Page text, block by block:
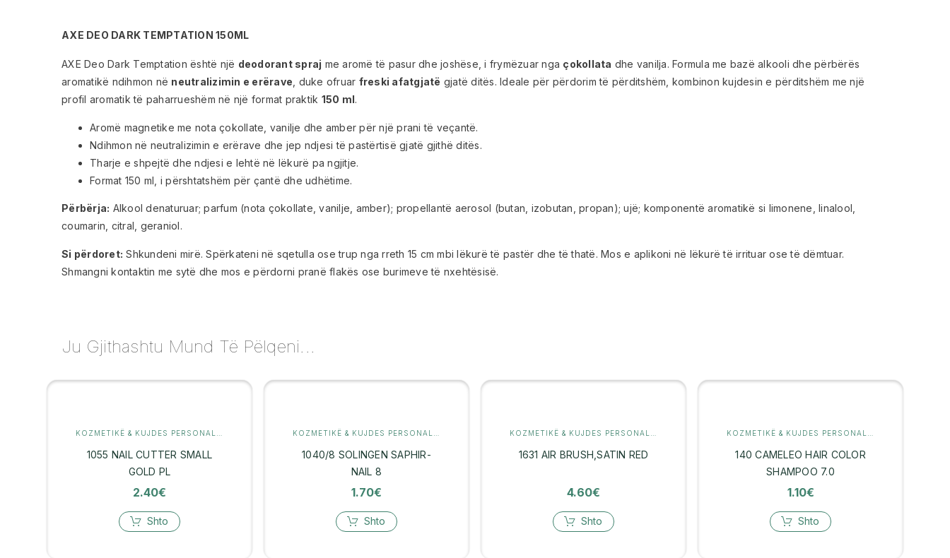
AXE DEO DARK TEMPTATION 150ML
AXE Deo Dark Temptation është një deodorant spraj me aromë të pasur dhe joshëse, i frymëzuar nga çokollata dhe vanilja. Formula me bazë alkooli dhe përbërës
aromatikë ndihmon në neutralizimin e erërave , duke ofruar freski afatgjatë gjatë ditës. Ideale për përdorim të përditshëm, kombinon kujdesin e përditshëm me një
profil aromatik të paharrueshëm në një format praktik 150 ml.
Aromë magnetike me nota çokollate, vanilje dhe amber për një prani të veçantë.
Ndihmon në neutralizimin e erërave dhe jep ndjesi të pastërtisë gjatë gjithë ditës.
Tharje e shpejtë dhe ndjesi e lehtë në lëkurë pa ngjitje.
Format 150 ml, i përshtatshëm për çantë dhe udhëtime.
Përbërja: Alkool denaturuar; parfum (nota çokollate, vanilje, amber); propellantë aerosol (butan, izobutan, propan); ujë; komponentë aromatikë si limonene, linalool,
coumarin, citral, geraniol.
Si përdoret: Shkundeni mirë. Spërkateni në sqetulla ose trup nga rreth 15 cm mbi lëkurë të pastër dhe të thatë. Mos e aplikoni në lëkurë të irrituar ose të dëmtuar.
Shmangni kontaktin me sytë dhe mos e përdorni pranë flakës ose burimeve të nxehtësisë.
Ju Gjithashtu Mund Të Pëlqeni...
1055 NAIL CUTTER SMALL
GOLD PL
2.40€
Shto
1040/8 SOLINGEN SAPHIR-
NAIL 8
1.70€
Shto
KUJDES PËR FLOKËT
1631 AIR BRUSH,SATIN RED
4.60€
Shto
140 CAMELEO HAIR COLOR
SHAMPOO 7.0
1.10€
Shto